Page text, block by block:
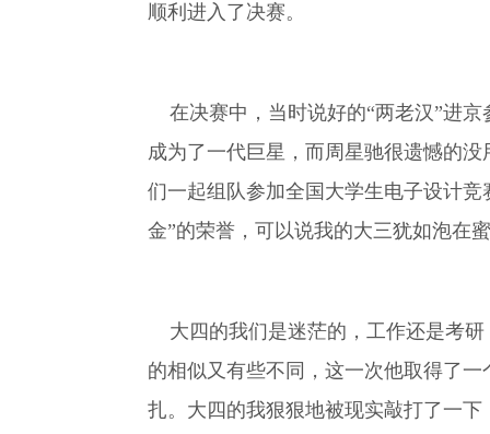
顺利进入了决赛。
在决赛中，当时说好的“两老汉”进京
成为了一代巨星，而周星驰很遗憾的
们一起组队参加全国大学生电子设计
金”的荣誉，可以说我的大三犹如泡在
大四的我们是迷茫的，工作还是考研
的相似又有些不同，这一次他取得了
扎。大四的我狠狠地被现实敲打了一